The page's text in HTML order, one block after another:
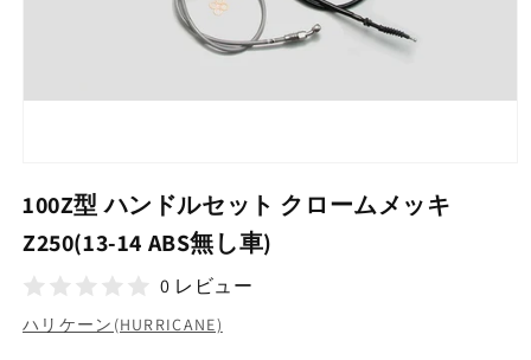
ダ
ル
で
メ
デ
ィ
100Z型 ハンドルセット クロームメッキ
Z250(13-14 ABS無し車)
0 レビュー
ハリケーン(HURRICANE)